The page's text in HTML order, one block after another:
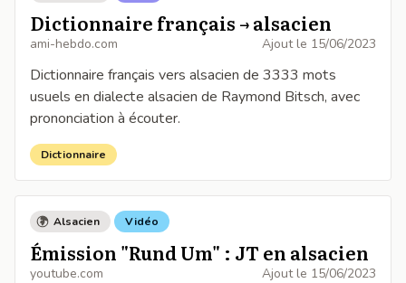
Dictionnaire français → alsacien
ami-hebdo.com Ajout le 15/06/2023
Dictionnaire français vers alsacien de 3333 mots
usuels en dialecte alsacien de Raymond Bitsch, avec
prononciation à écouter.
Dictionnaire
Alsacien Vidéo
Émission "Rund Um" : JT en alsacien
youtube.com Ajout le 15/06/2023